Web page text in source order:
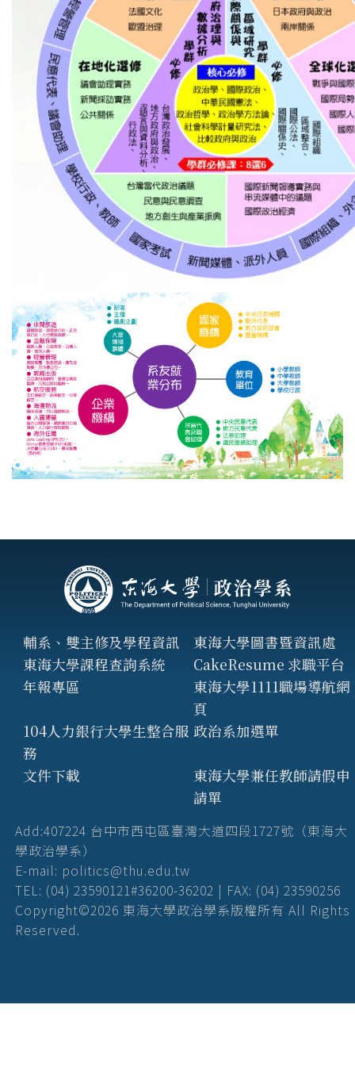
輔系、雙主修及學程資訊
東海大學圖書暨資訊處
東海大學課程查詢系統
CakeResume 求職平台
年報專區
東海大學1111職場導航網
頁
104人力銀行大學生整合服
務
政治系加選單
文件下載
東海大學兼任教師請假申
請單
Add:407224 台中市西屯區臺灣大道四段1727號（東海大
學政治學系）
E-mail: politics@thu.edu.tw
TEL: (04) 23590121#36200-36202 | FAX: (04) 23590256
Copyright©2026 東海大學政治學系版權所有 All Rights
Reserved.